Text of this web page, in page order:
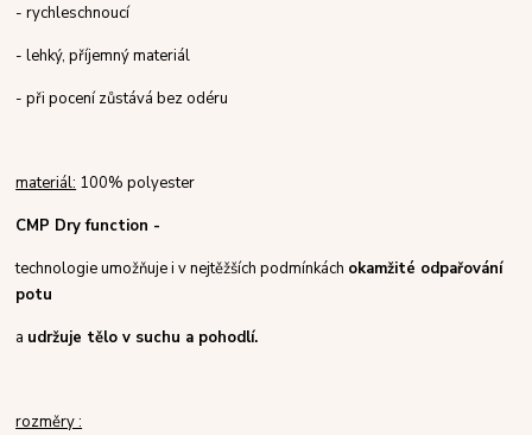
- rychleschnoucí
- lehký, příjemný materiál
- při pocení zůstává bez odéru
materiál: 100% polyester
CMP Dry function -
technologie umožňuje i v nejtěžších podmínkách okamžité odpařování
potu
a udržuje tělo v suchu a pohodlí.
rozměry :